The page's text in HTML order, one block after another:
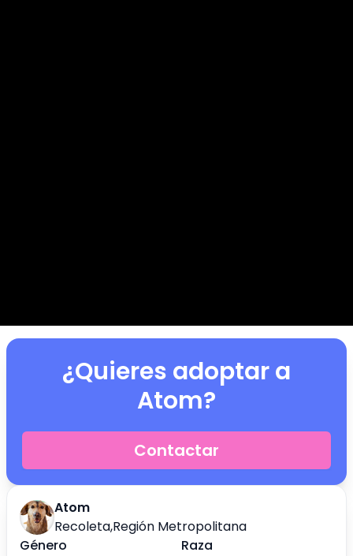
Atom
Recoleta,Región Metropolitana
Género
Raza
¿Quieres adoptar a
Atom?
Contactar